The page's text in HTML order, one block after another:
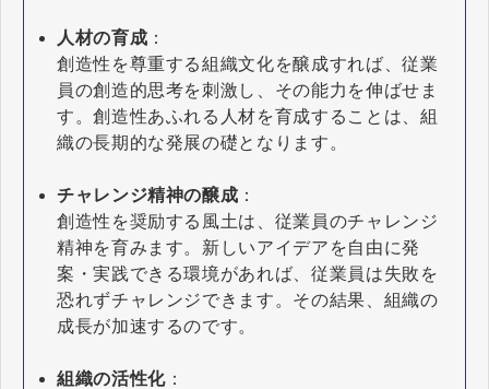
人材の育成 ：
創造性を尊重する組織文化を醸成すれば、従業
員の創造的思考を刺激し、その能力を伸ばせま
す。創造性あふれる人材を育成することは、組
織の長期的な発展の礎となります。
チャレンジ精神の醸成 ：
創造性を奨励する風土は、従業員のチャレンジ
精神を育みます。新しいアイデアを自由に発
案・実践できる環境があれば、従業員は失敗を
恐れずチャレンジできます。その結果、組織の
成長が加速するのです。
組織の活性化：